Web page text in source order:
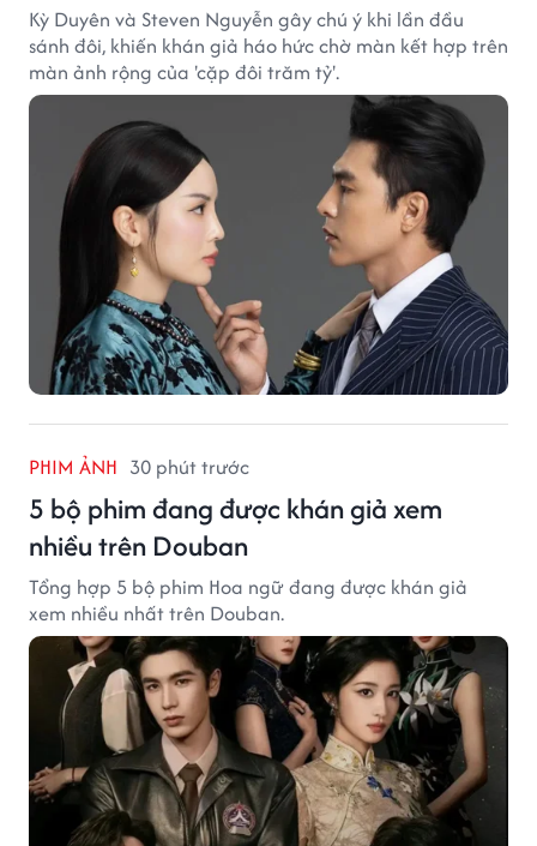
Kỳ Duyên và Steven Nguyễn gây chú ý khi lần đầu
sánh đôi, khiến khán giả háo hức chờ màn kết hợp trên
màn ảnh rộng của 'cặp đôi trăm tỷ'.
PHIM ẢNH 30 phút trước
5 bộ phim đang được khán giả xem
nhiều trên Douban
Tổng hợp 5 bộ phim Hoa ngữ đang được khán giả
xem nhiều nhất trên Douban.